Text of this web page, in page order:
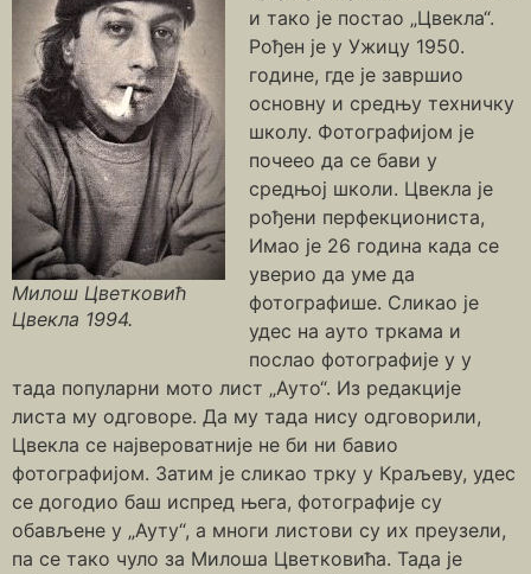
Милош Цветковић
Цвекла 1994.
и тако је постао „Цвекла“.
Рођен је у Ужицу 1950.
године, где је завршио
основну и средњу техничку
школу. Фотографијом је
почеео да се бави у
средњој школи. Цвекла је
рођени перфекциониста,
Имао је 26 година када се
уверио да уме да
фотографише. Сликао је
удес на ауто тркама и
послао фотографије у у
тада популарни мото лист „Ауто“. Из редакције
листа му одговоре. Да му тада нису одговорили,
Цвекла се највероватније не би ни бавио
фотографијом. Затим је сликао трку у Краљеву, удес
се догодио баш испред њега, фотографије су
обављене у „Ауту“, а многи листови су их преузели,
па се тако чуло за Милоша Цветковића. Тада је